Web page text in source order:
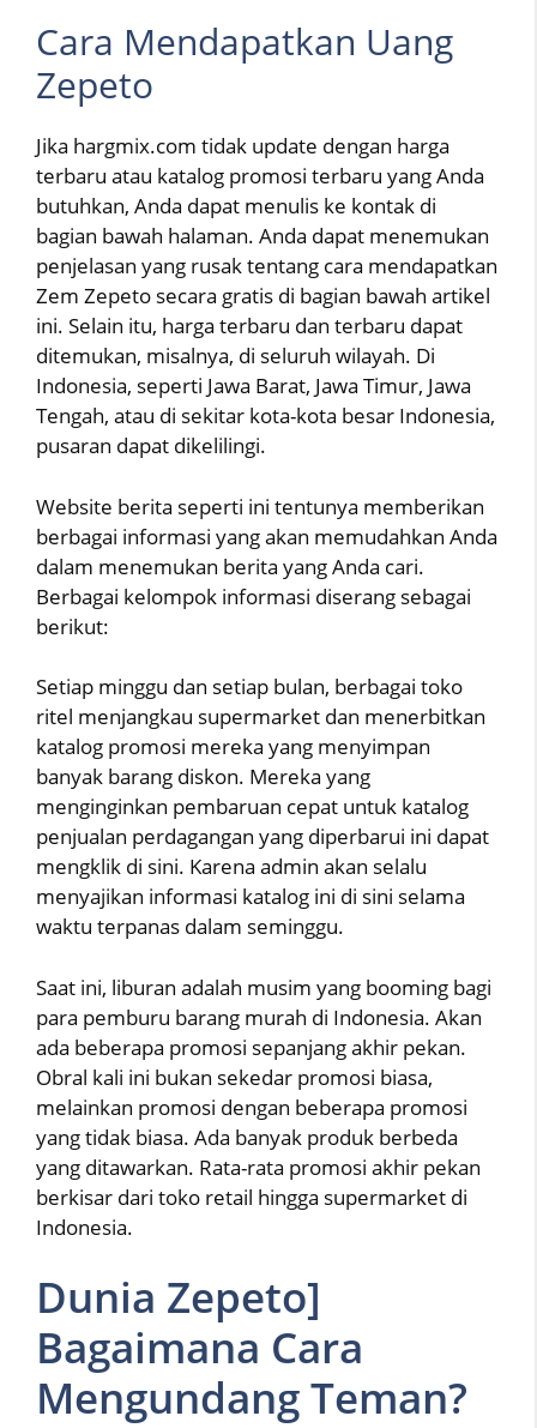
Cara Mendapatkan Uang
Zepeto
Jika hargmix.com tidak update dengan harga
terbaru atau katalog promosi terbaru yang Anda
butuhkan, Anda dapat menulis ke kontak di
bagian bawah halaman. Anda dapat menemukan
penjelasan yang rusak tentang cara mendapatkan
Zem Zepeto secara gratis di bagian bawah artikel
ini. Selain itu, harga terbaru dan terbaru dapat
ditemukan, misalnya, di seluruh wilayah. Di
Indonesia, seperti Jawa Barat, Jawa Timur, Jawa
Tengah, atau di sekitar kota-kota besar Indonesia,
pusaran dapat dikelilingi.
Website berita seperti ini tentunya memberikan
berbagai informasi yang akan memudahkan Anda
dalam menemukan berita yang Anda cari.
Berbagai kelompok informasi diserang sebagai
berikut:
Setiap minggu dan setiap bulan, berbagai toko
ritel menjangkau supermarket dan menerbitkan
katalog promosi mereka yang menyimpan
banyak barang diskon. Mereka yang
menginginkan pembaruan cepat untuk katalog
penjualan perdagangan yang diperbarui ini dapat
mengklik di sini. Karena admin akan selalu
menyajikan informasi katalog ini di sini selama
waktu terpanas dalam seminggu.
Saat ini, liburan adalah musim yang booming bagi
para pemburu barang murah di Indonesia. Akan
ada beberapa promosi sepanjang akhir pekan.
Obral kali ini bukan sekedar promosi biasa,
melainkan promosi dengan beberapa promosi
yang tidak biasa. Ada banyak produk berbeda
yang ditawarkan. Rata-rata promosi akhir pekan
berkisar dari toko retail hingga supermarket di
Indonesia.
Dunia Zepeto]
Bagaimana Cara
Mengundang Teman?